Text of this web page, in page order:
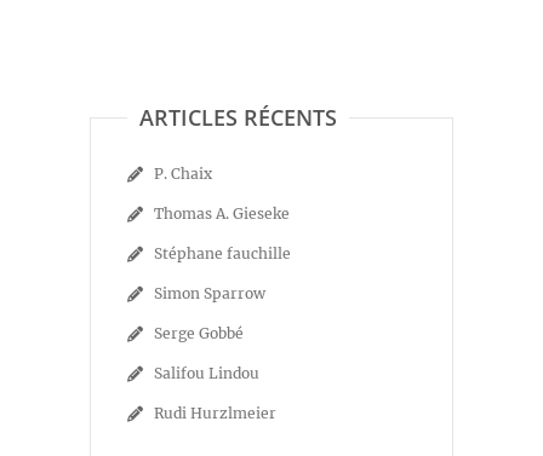
ARTICLES RÉCENTS
P. Chaix
Thomas A. Gieseke
Stéphane fauchille
Simon Sparrow
Serge Gobbé
Salifou Lindou
Rudi Hurzlmeier